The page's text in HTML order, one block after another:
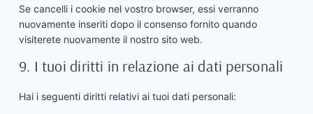
Se cancelli i cookie nel vostro browser, essi verranno
nuovamente inseriti dopo il consenso fornito quando
visiterete nuovamente il nostro sito web.
9. I tuoi diritti in relazione ai dati personali
Hai i seguenti diritti relativi ai tuoi dati personali: